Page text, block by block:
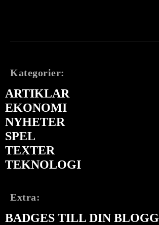
Kategorier:
ARTIKLAR
EKONOMI
NYHETER
SPEL
TEXTER
TEKNOLOGI
Extra:
BADGES TILL DIN BLOGG